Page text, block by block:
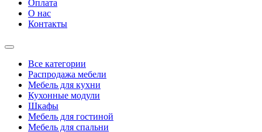
Оплата
О нас
Контакты
Все категории
Распродажа мебели
Мебель для кухни
Кухонные модули
Шкафы
Мебель для гостиной
Мебель для спальни